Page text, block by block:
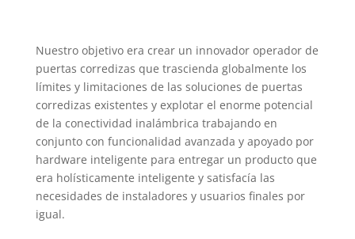
Nuestro objetivo era crear un innovador operador de
puertas corredizas que trascienda globalmente los
límites y limitaciones de las soluciones de puertas
corredizas existentes y explotar el enorme potencial
de la conectividad inalámbrica trabajando en
conjunto con funcionalidad avanzada y apoyado por
hardware inteligente para entregar un producto que
era holísticamente inteligente y satisfacía las
necesidades de instaladores y usuarios finales por
igual.